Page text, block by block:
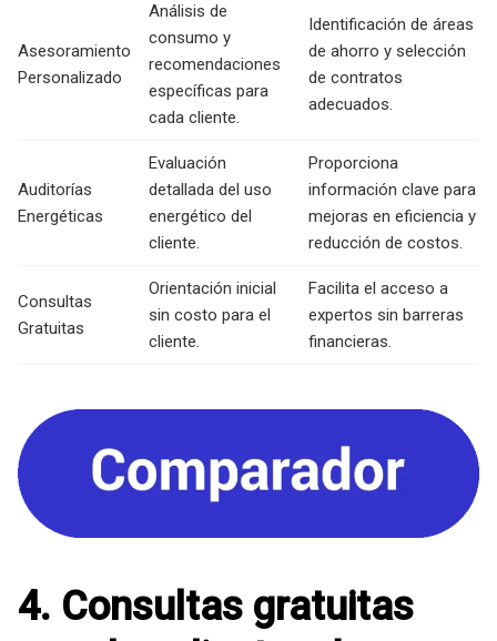
Asesoramiento
Personalizado
Análisis de
consumo y
recomendaciones
específicas para
cada cliente.
Identificación de áreas
de ahorro y selección
de contratos
adecuados.
Auditorías
Energéticas
Evaluación
detallada del uso
energético del
cliente.
Proporciona
información clave para
mejoras en eficiencia y
reducción de costos.
Consultas
Gratuitas
Orientación inicial
sin costo para el
cliente.
Facilita el acceso a
expertos sin barreras
financieras.
4. Consultas gratuitas